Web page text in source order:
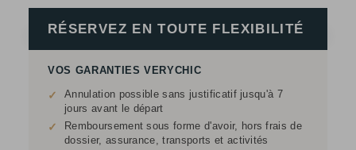
RÉSERVEZ EN TOUTE FLEXIBILITÉ
VOS GARANTIES VERYCHIC
✓
Annulation possible sans justificatif jusqu'à 7
jours avant le départ
✓
Remboursement sous forme d'avoir, hors frais de
dossier, assurance, transports et activités